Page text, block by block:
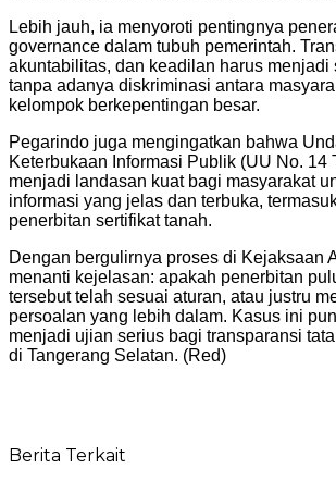
Lebih jauh, ia menyoroti pentingnya
governance dalam tubuh pemerintah.
akuntabilitas, dan keadilan harus menjadi
tanpa adanya diskriminasi antara
kelompok berkepentingan besar.
Pegarindo juga mengingatkan bahwa
Keterbukaan Informasi Publik (UU No. 14
menjadi landasan kuat bagi masyarakat
informasi yang jelas dan terbuka,
penerbitan sertifikat tanah.
Dengan bergulirnya proses di Kejaksaan
menanti kejelasan: apakah penerbitan
tersebut telah sesuai aturan, atau justru
persoalan yang lebih dalam. Kasus ini
menjadi ujian serius bagi transparansi
di Tangerang Selatan. (Red)
Berita Terkait